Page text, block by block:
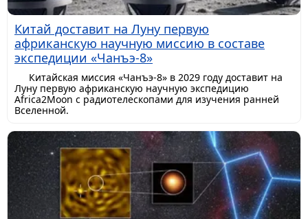
Китай доставит на Луну первую
африканскую научную миссию в составе
экспедиции «Чанъэ-8»
Китайская миссия «Чанъэ-8» в 2029 году доставит на
Луну первую африканскую научную экспедицию
Africa2Moon с радиотелескопами для изучения ранней
Вселенной.